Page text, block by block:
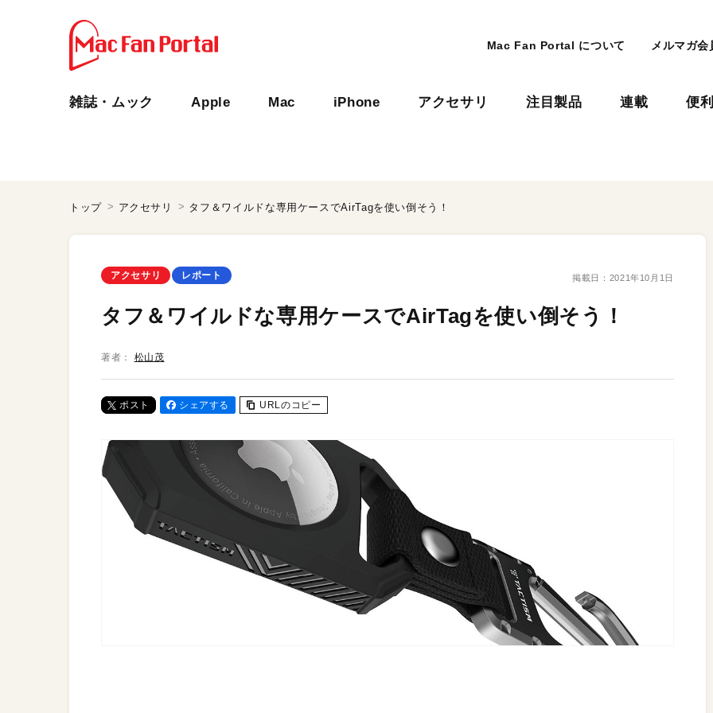
Mac Fan Portal について メルマガ会
雑誌・ムック Apple Mac iPhone アクセサリ 注目製品 連載 便
トップ アクセサリ タフ＆ワイルドな専用ケースでAirTagを使い倒そう！
アクセサリ レポート 掲載日： 2021年10月1日
タフ＆ワイルドな専用ケースでAirTagを使い倒そう！
著者： 松山茂
ポスト シェアする URLのコピー